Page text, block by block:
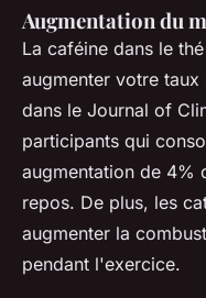
Augmentation du
La caféine dans le
augmenter votre
dans le Journal of
participants qui
augmentation de 4%
repos. De plus, les
augmenter la
pendant l'exercice.